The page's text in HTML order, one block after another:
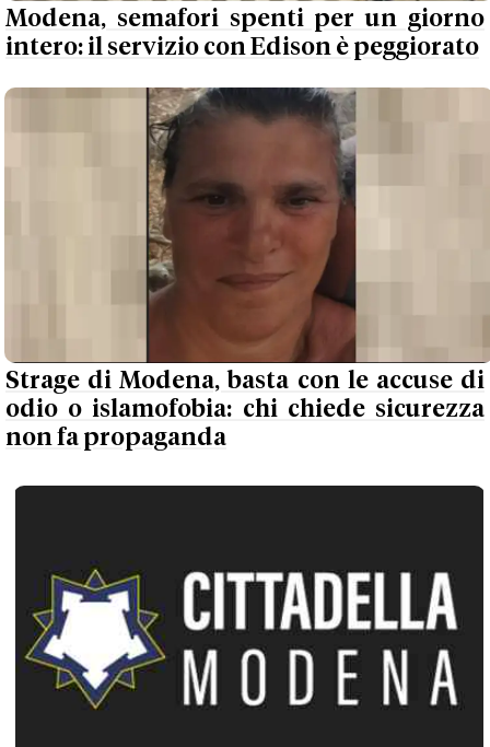
Modena, semafori spenti per un giorno
intero: il servizio con Edison è peggiorato
Strage di Modena, basta con le accuse di
odio o islamofobia: chi chiede sicurezza
non fa propaganda